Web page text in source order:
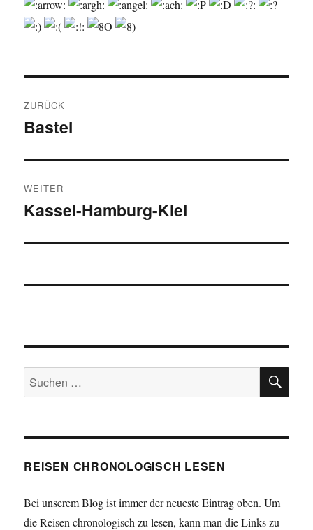
ZURÜCK
Vorheriger
Bastei
WEITER
Nächster
Kassel-Hamburg-Kiel
Suchen
nach:
REISEN CHRONOLOGISCH LESEN
Bei unserem Blog ist immer der neueste Eintrag oben. Um
die Reisen chronologisch zu lesen, kann man die Links zu